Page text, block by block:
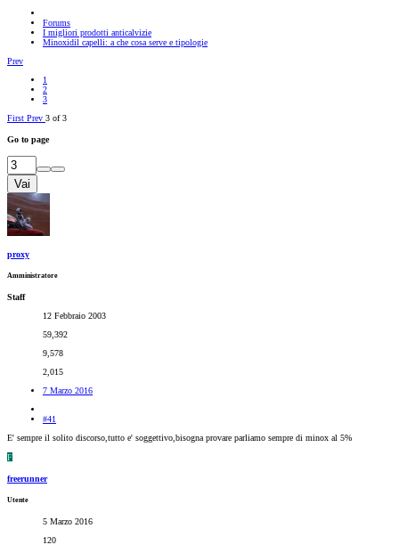
Forums
I migliori prodotti anticalvizie
Minoxidil capelli: a che cosa serve e tipologie
Prev
1
2
3
First Prev 3 of 3
Go to page
Vai
proxy
Amministratore
Staff
12 Febbraio 2003
59,392
9,578
2,015
7 Marzo 2016
#41
E' sempre il solito discorso,tutto e' soggettivo,bisogna provare parliamo sempre di minox al 5%
F
freerunner
Utente
5 Marzo 2016
120